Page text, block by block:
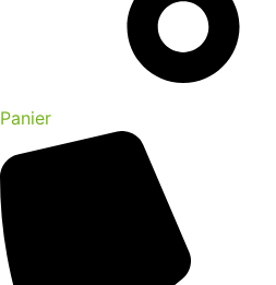
Panier